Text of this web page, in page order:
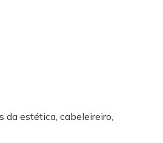
estética, cabeleireiro,